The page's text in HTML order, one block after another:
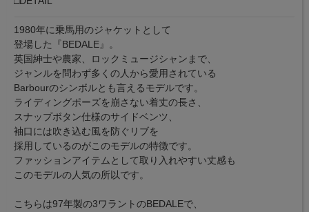
1980年に乗馬用のジャケットとして
登場した『BEDALE』。
英国紳士や農家、ロックミュージシャンまで、
ジャンルを問わず多くの人から愛用されている
Barbourのシンボルとも言えるモデルです。
ライディングポーズを崩さない着丈の長さ、
スナップボタン仕様のサイドベンツ、
袖口には吹き込む風を防ぐリブを
採用しているのがこのモデルの特徴です。
ファッションアイテムとして取り入れやすい丈感も
このモデルの人気の所以です。
こちらは97年製の3ワラントのBEDALEで、